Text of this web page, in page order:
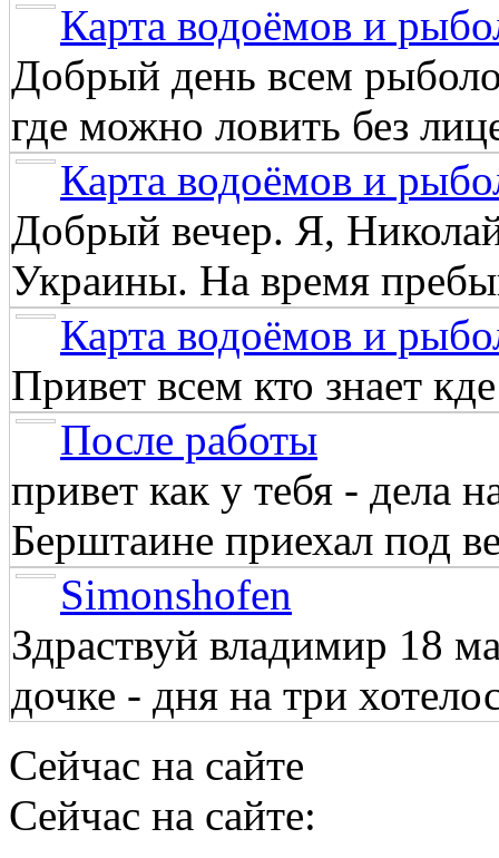
Карта водоёмов и
Добрый день всем
где можно ловить без
Карта водоёмов и
Добрый вечер. Я,
Украины. На время
Карта водоёмов и
Привет всем кто знает
После работы
привет как у тебя - дела
Берштаине приехал под
Simonshofen
Здраствуй владимир 18
дочке - дня на три
Сейчас на сайте
Сейчас на сайте: